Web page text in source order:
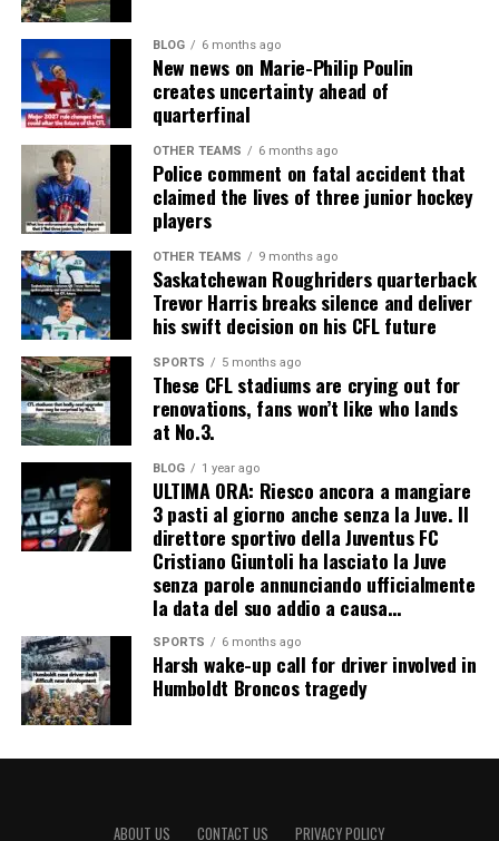
BLOG 6 months ago
New news on Marie-Philip Poulin
creates uncertainty ahead of
quarterfinal
OTHER TEAMS 6 months ago
Police comment on fatal accident that
claimed the lives of three junior hockey
players
OTHER TEAMS 9 months ago
Saskatchewan Roughriders quarterback
Trevor Harris breaks silence and deliver
his swift decision on his CFL future
SPORTS 5 months ago
These CFL stadiums are crying out for
renovations, fans won’t like who lands
at No.3.
BLOG 1 year ago
ULTIMA ORA: Riesco ancora a mangiare
3 pasti al giorno anche senza la Juve. Il
direttore sportivo della Juventus FC
Cristiano Giuntoli ha lasciato la Juve
senza parole annunciando ufficialmente
la data del suo addio a causa…
SPORTS 6 months ago
Harsh wake-up call for driver involved in
Humboldt Broncos tragedy
ABOUT US CONTACT US PRIVACY POLICY